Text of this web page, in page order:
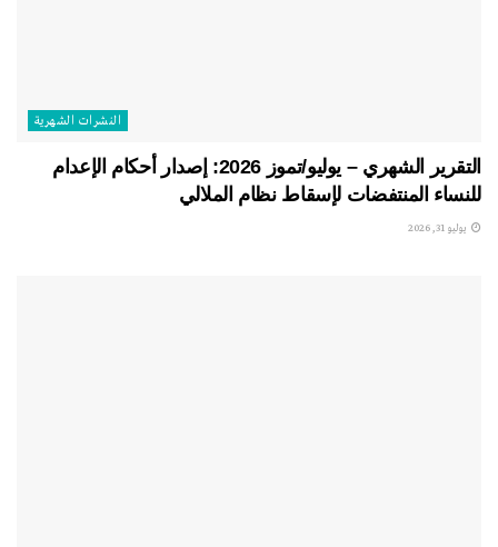
النشرات الشهریة
التقرير الشهري – يوليو/تموز 2026: إصدار أحكام الإعدام
للنساء المنتفضات لإسقاط نظام الملالي
يوليو 31, 2026